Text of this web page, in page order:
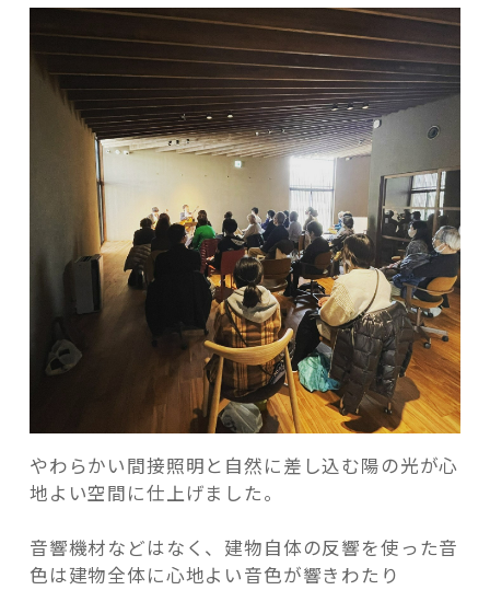
やわらかい間接照明と自然に差し込む陽の光が心
地よい空間に仕上げました。
音響機材などはなく、建物自体の反響を使った音
色は建物全体に心地よい音色が響きわたり